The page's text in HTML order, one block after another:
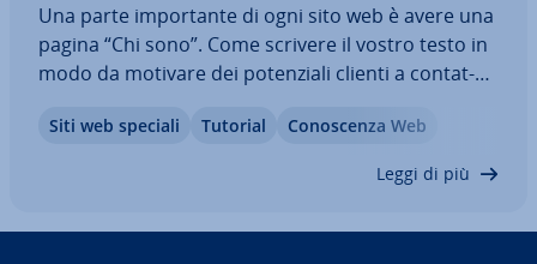
Una parte im­por­tan­te di ogni sito web è avere una
pagina “Chi sono”. Come scrivere il vostro testo in
modo da motivare dei po­ten­zia­li clienti a con­tat­
im­por­tan­ti nella con­ce­zio­ne e nella scrittura della
Siti web speciali Tutorial Co­no­scen­za Web
Leggi di più